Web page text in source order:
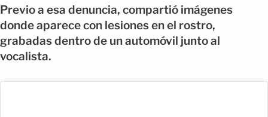
Previo a esa denuncia, compartió imágenes
donde aparece con lesiones en el rostro,
grabadas dentro de un automóvil junto al
vocalista.